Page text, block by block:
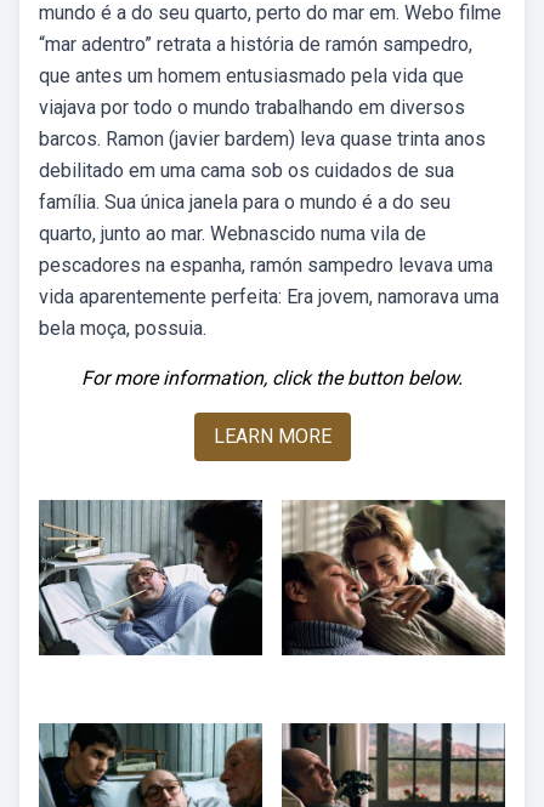
mundo é a do seu quarto, perto do mar em. Webo filme
“mar adentro” retrata a história de ramón sampedro,
que antes um homem entusiasmado pela vida que
viajava por todo o mundo trabalhando em diversos
barcos. Ramon (javier bardem) leva quase trinta anos
debilitado em uma cama sob os cuidados de sua
família. Sua única janela para o mundo é a do seu
quarto, junto ao mar. Webnascido numa vila de
pescadores na espanha, ramón sampedro levava uma
vida aparentemente perfeita: Era jovem, namorava uma
bela moça, possuia.
For more information, click the button below.
LEARN MORE